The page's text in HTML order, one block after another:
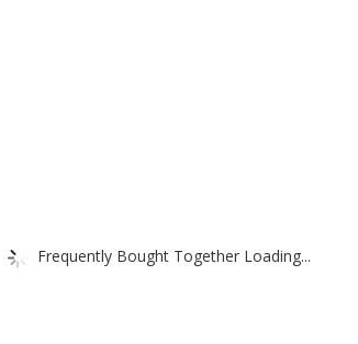
Frequently Bought Together Loading...